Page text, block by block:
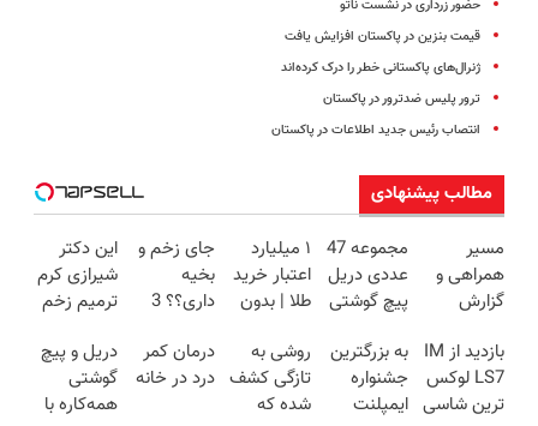
حضور زرداری در نشست ناتو
قیمت بنزین در پاکستان افزایش یافت
ژنرال‌های پاکستانی خطر را درک کرده‌اند
ترور پلیس ضدترور در پاکستان
انتصاب رئیس جدید اطلاعات در پاکستان
مطالب پیشنهادی
مسیر
همراهی و
گزارش
گروه اسنپ
در ۱۴۰۴
مجموعه 47
عددی دریل
پیچ گوشتی
(تخفیف به
مدت
محدود)
۱ میلیارد
اعتبار خرید
طلا | بدون
چک
جای زخم و
بخیه
داری؟؟ 3
محوش کن!
این دکتر
شیرازی کرم
ترمیم زخم
ساخت!!!
بازدید از IM
LS7 لوکس
ترین شاسی
به بزرگترین
جشنواره
ایمپلنت
روشی به
تازگی کشف
شده که
درمان کمر
درد در خانه
دریل و پیچ
گوشتی
همه‌کاره با